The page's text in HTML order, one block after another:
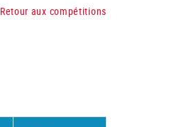
Retour aux compétitions